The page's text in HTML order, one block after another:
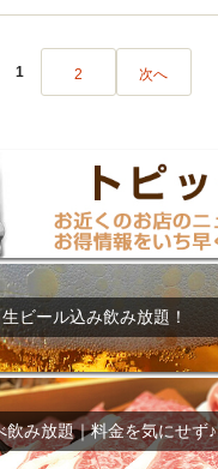
1 2 次へ
生ビール込み飲み放題！
飲み放題｜料金を気にせず♪